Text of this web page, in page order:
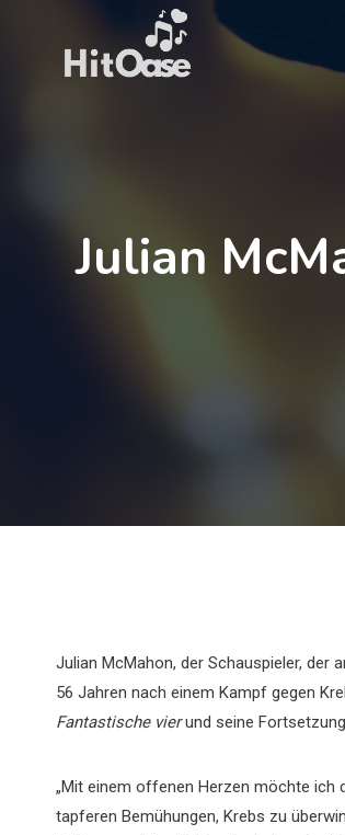
Julian
Julian McMahon, der Schauspieler, der
56 Jahren nach einem Kampf gegen
Fantastische vierund seine
„Mit einem offenen Herzen möchte ich
tapferen Bemühungen, Krebs zu